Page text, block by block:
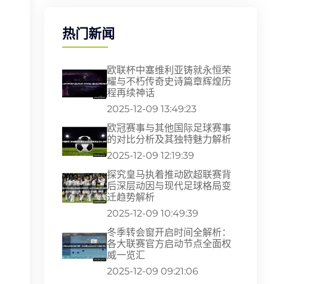
热门新闻
欧联杯中塞维利亚铸就永恒荣
耀与不朽传奇史诗篇章辉煌历
程再续神话
2025-12-09 13:49:23
欧冠赛事与其他国际足球赛事
的对比分析及其独特魅力解析
2025-12-09 12:19:39
探究皇马执着推动欧超联赛背
后深层动因与现代足球格局变
迁趋势解析
2025-12-09 10:49:39
冬季转会窗开启时间全解析：
各大联赛官方启动节点全面权
威一览汇
2025-12-09 09:21:06